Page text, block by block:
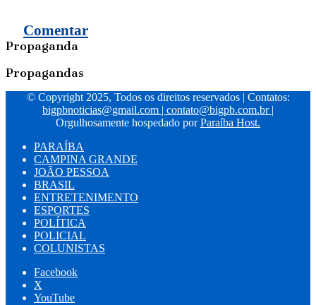
Comentar
Propaganda
Propagandas
© Copyright 2025, Todos os direitos reservados | Contatos:
bigpbnoticias@gmail.com | contato@bigpb.com.br |
Orgulhosamente hospedado porParaíba Host.
PARAÍBA
CAMPINA GRANDE
JOÃO PESSOA
BRASIL
ENTRETENIMENTO
ESPORTES
POLÍTICA
POLICIAL
COLUNISTAS
Facebook
X
YouTube